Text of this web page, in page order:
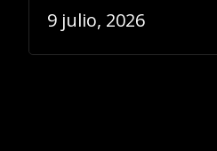
9 julio, 2026